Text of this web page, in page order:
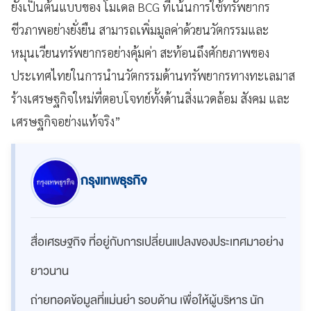
ยังเป็นต้นแบบของ โมเดล BCG ที่เน้นการใช้ทรัพยากร
ชีวภาพอย่างยั่งยืน สามารถเพิ่มมูลค่าด้วยนวัตกรรมและ
หมุนเวียนทรัพยากรอย่างคุ้มค่า สะท้อนถึงศักยภาพของ
ประเทศไทยในการนำนวัตกรรมด้านทรัพยากรทางทะเลมาส
ร้างเศรษฐกิจใหม่ที่ตอบโจทย์ทั้งด้านสิ่งแวดล้อม สังคม และ
เศรษฐกิจอย่างแท้จริง”
กรุงเทพธุรกิจ
สื่อเศรษฐกิจ ที่อยู่กับการเปลี่ยนแปลงของประเทศมาอย่าง
ยาวนาน
ถ่ายทอดข้อมูลที่แม่นยำ รอบด้าน เพื่อให้ผู้บริหาร นัก